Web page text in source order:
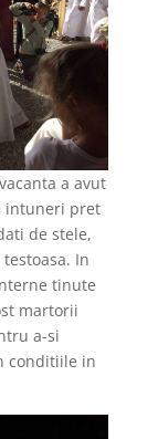
a avut
intuneri pret
de stele,
In
tinute
martorii
a-si
conditiile in